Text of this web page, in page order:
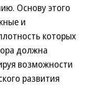
Основу этого
и
которых
должна
возможности
развития